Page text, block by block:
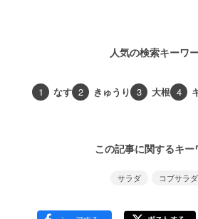
人気の検索キーワ
1 なす 2 きゅうり 3 大根 4
この記事に関するキー
サラダ コブサラダ